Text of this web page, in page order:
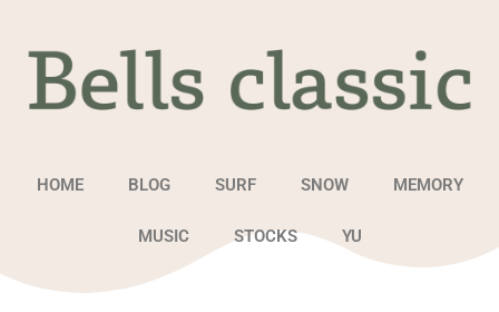
HOME BLOG SURF SNOW MEMORY
MUSIC STOCKS YU